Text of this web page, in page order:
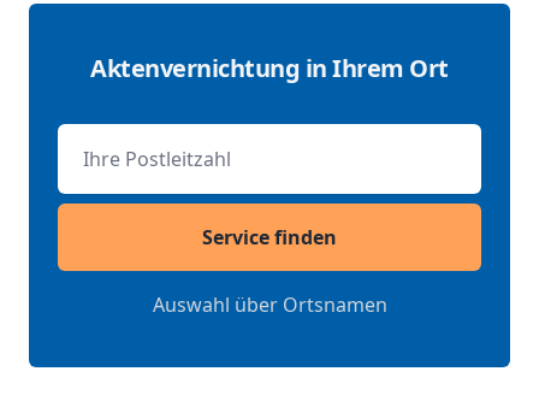
Aktenvernichtung in Ihrem Ort
Postleitzahl
Service finden
Auswahl über Ortsnamen